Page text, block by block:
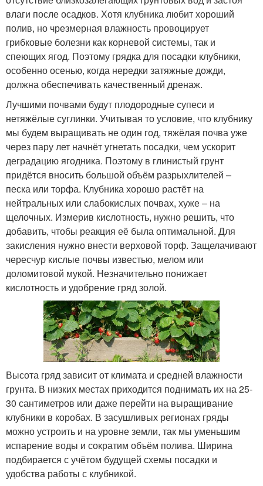
влаги после осадков. Хотя клубника любит хороший
полив, но чрезмерная влажность провоцирует
грибковые болезни как корневой системы, так и
спеющих ягод. Поэтому грядка для посадки клубники,
особенно осенью, когда нередки затяжные дожди,
должна обеспечивать качественный дренаж.
Лучшими почвами будут плодородные супеси и
нетяжёлые суглинки. Учитывая то условие, что клубнику
мы будем выращивать не один год, тяжёлая почва уже
через пару лет начнёт угнетать посадки, чем ускорит
деградацию ягодника. Поэтому в глинистый грунт
придётся вносить большой объём разрыхлителей –
песка или торфа. Клубника хорошо растёт на
нейтральных или слабокислых почвах, хуже – на
щелочных. Измерив кислотность, нужно решить, что
добавить, чтобы реакция её была оптимальной. Для
закисления нужно внести верховой торф. Защелачивают
чересчур кислые почвы известью, мелом или
доломитовой мукой. Незначительно понижает
кислотность и удобрение гряд золой.
Высота гряд зависит от климата и средней влажности
грунта. В низких местах приходится поднимать их на 25-
30 сантиметров или даже перейти на выращивание
клубники в коробах. В засушливых регионах гряды
можно устроить и на уровне земли, так мы уменьшим
испарение воды и сократим объём полива. Ширина
подбирается с учётом будущей схемы посадки и
удобства работы с клубникой.